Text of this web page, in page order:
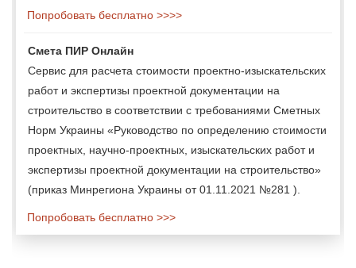
Попробовать бесплатно >>>>
Смета ПИР Онлайн
Сервис для расчета стоимости проектно-изыскательских
работ и экспертизы проектной документации на
строительство в соответствии с требованиями Сметных
Норм Украины «Руководство по определению стоимости
проектных, научно-проектных, изыскательских работ и
экспертизы проектной документации на строительство»
(приказ Минрегиона Украины от 01.11.2021 №281 ).
Попробовать бесплатно >>>